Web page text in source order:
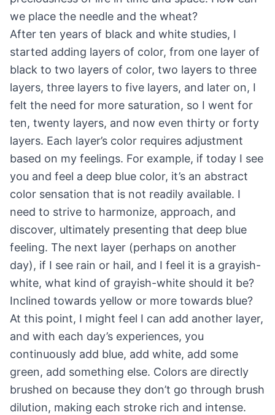
we place the needle and the wheat?
After ten years of black and white studies, I
started adding layers of color, from one layer of
black to two layers of color, two layers to three
layers, three layers to five layers, and later on, I
felt the need for more saturation, so I went for
ten, twenty layers, and now even thirty or forty
layers. Each layer’s color requires adjustment
based on my feelings. For example, if today I see
you and feel a deep blue color, it’s an abstract
color sensation that is not readily available. I
need to strive to harmonize, approach, and
discover, ultimately presenting that deep blue
feeling. The next layer (perhaps on another
day), if I see rain or hail, and I feel it is a grayish-
white, what kind of grayish-white should it be?
Inclined towards yellow or more towards blue?
At this point, I might feel I can add another layer,
and with each day’s experiences, you
continuously add blue, add white, add some
green, add something else. Colors are directly
brushed on because they don’t go through brush
dilution, making each stroke rich and intense.